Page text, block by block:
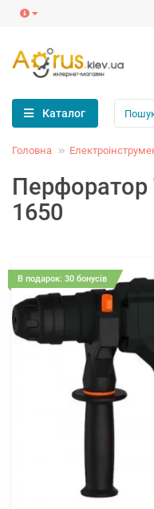
Каталог
Головна
Перфоратор
1650
В подарок: 30 бонусів